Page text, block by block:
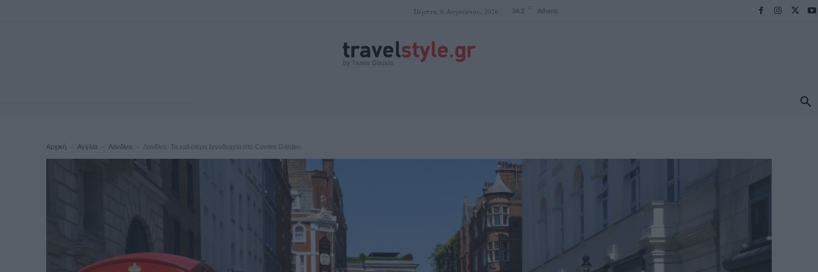
Πέμπτη, 6 Αυγούστου, 2026 34.2 C Athens
Αρχική Αγγλία Λονδίνο Λονδίνο: Τα καλύτερα ξενοδοχεία στο Covent Garden